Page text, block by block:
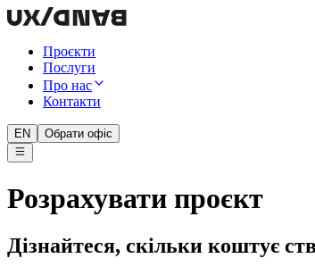
Проєкти
Послуги
Про нас
Контакти
EN Обрати офіс
Розрахувати проєкт
Дізнайтеся, скільки коштує